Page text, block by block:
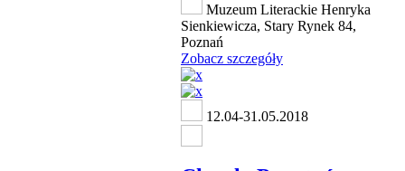
Muzeum Literackie Henryka
Sienkiewicza, Stary Rynek 84,
Poznań
Zobacz szczegóły
12.04-31.05.2018